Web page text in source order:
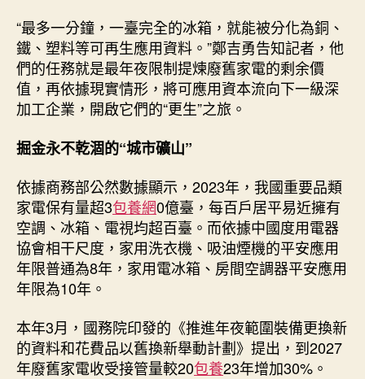
“最多一分鐘，一臺完全的冰箱，就能被分化為銅、
鐵、塑料等可再生應用資料。”鄭吉勇告知記者，他
們的任務就是最年夜限制提煉廢舊家電的剩余價
值，再依據現實情形，將可應用資本流向下一級深
加工企業，開啟它們的“更生”之旅。
掘金永不乾涸的“城市礦山”
依據商務部公然數據顯示，2023年，我國重要品類
家電保有量超3包養網0億臺，每百戶居平易近擁有
空調、冰箱、電視均超百臺。而依據中國度用電器
協會相干尺度，家用洗衣機、吸油煙機的平安應用
年限普通為8年，家用電冰箱、房間空調器平安應用
年限為10年。
本年3月，國務院印發的《推進年夜範圍裝備更換新
的資料和花費品以舊換新舉動計劃》提出，到2027
年廢舊家電收受接管量較20包養23年增加30%。